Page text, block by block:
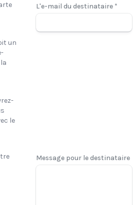
un
le
L'e-mail du destinataire *
Message pour le destinataire